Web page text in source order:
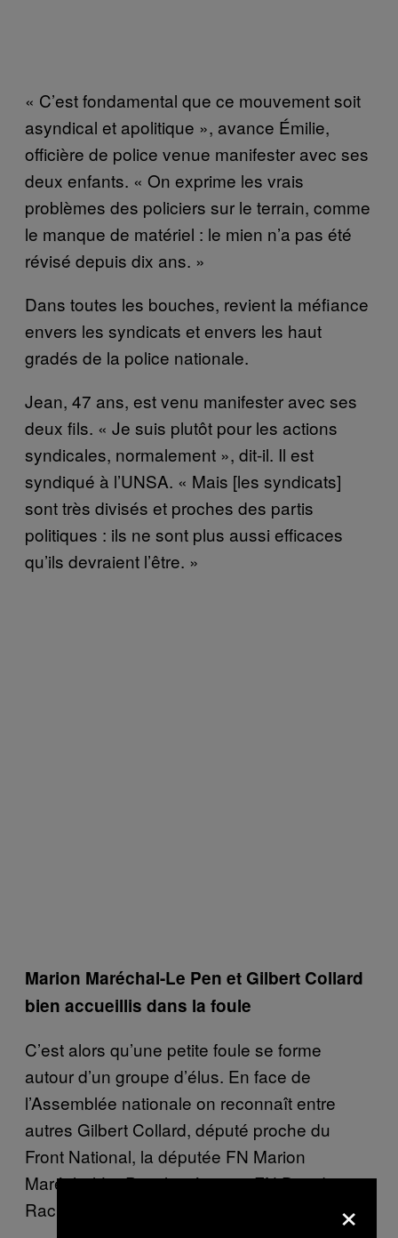
« C’est fondamental que ce mouvement soit
asyndical et apolitique », avance Émilie,
officière de police venue manifester avec ses
deux enfants. « On exprime les vrais
problèmes des policiers sur le terrain, comme
le manque de matériel : le mien n’a pas été
révisé depuis dix ans. »
Dans toutes les bouches, revient la méfiance
envers les syndicats et envers les haut
gradés de la police nationale.
Jean, 47 ans, est venu manifester avec ses
deux fils. « Je suis plutôt pour les actions
syndicales, normalement », dit-il. Il est
syndiqué à l’UNSA. « Mais [les syndicats]
sont très divisés et proches des partis
politiques : ils ne sont plus aussi efficaces
qu’ils devraient l’être. »
Marion Maréchal-Le Pen et Gilbert Collard
bien accueillis dans la foule
C’est alors qu’une petite foule se forme
autour d’un groupe d’élus. En face de
l’Assemblée nationale on reconnaît entre
autres Gilbert Collard, député proche du
Front National, la députée FN Marion
Maréchal-Le Pen, le sénateur FN David
Rachline.
×